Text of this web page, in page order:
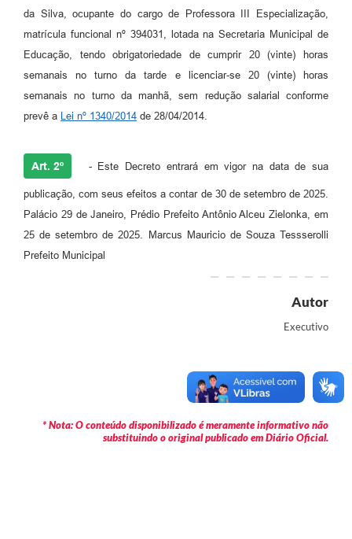
da Silva, ocupante do cargo de Professora III Especialização,
matrícula funcional nº 394031, lotada na Secretaria Municipal de
Educação, tendo obrigatoriedade de cumprir 20 (vinte) horas
semanais no turno da tarde e licenciar-se 20 (vinte) horas
semanais no turno da manhã, sem redução salarial conforme
prevê a
Lei nº 1340/2014 de 28/04/2014.
Art. 2º - Este Decreto entrará em vigor na data de sua
publicação, com seus efeitos a contar de 30 de setembro de 2025.
Palácio 29 de Janeiro, Prédio Prefeito Antônio Alceu Zielonka, em
25 de setembro de 2025. Marcus Mauricio de Souza Tessserolli
Prefeito Municipal
Autor
Executivo
* Nota: O conteúdo disponibilizado é meramente informativo não
substituindo o original publicado em Diário Oficial.